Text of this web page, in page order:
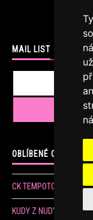
MAIL LIST
OBLÍBENÉ ODKAZY
CK TEMPOTOURS
KUDY Z NUDY